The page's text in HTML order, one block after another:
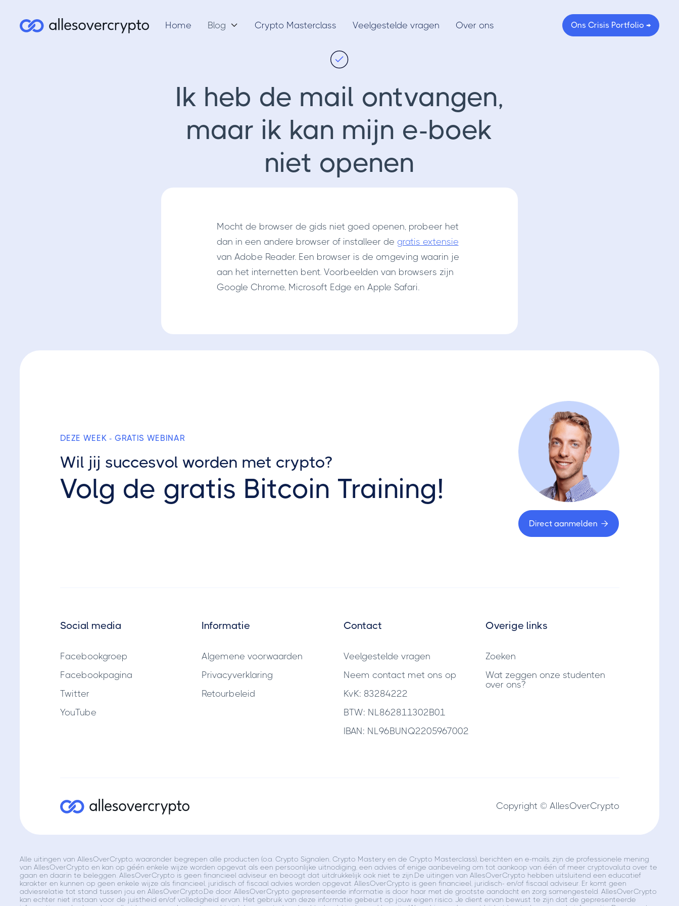
Home Blog  Crypto Masterclass Veelgestelde vragen Over ons Ons Crisis Portfolio →
Ik heb de mail ontvangen,
maar ik kan mijn e-boek
niet openen
Mocht de browser de gids niet goed openen, probeer het
dan in een andere browser of installeer de gratis extensie
van Adobe Reader. Een browser is de omgeving waarin je
aan het internetten bent. Voorbeelden van browsers zijn
Google Chrome, Microsoft Edge en Apple Safari.
DEZE WEEK - GRATIS WEBINAR
Wil jij succesvol worden met crypto?
Volg de gratis Bitcoin Training!
Direct aanmelden 
Social media
Facebookgroep
Facebookpagina
Twitter
YouTube
Informatie
Algemene voorwaarden
Privacyverklaring
Retourbeleid
Contact
Veelgestelde vragen
Neem contact met ons op
KvK: 83284222
BTW: NL862811302B01
IBAN: NL96BUNQ2205967002
Overige links
Zoeken
Wat zeggen onze studenten
over ons?
Copyright © AllesOverCrypto
Alle uitingen van AllesOverCrypto, waaronder begrepen alle producten (o.a. Crypto Signalen, Crypto Mastery en de Crypto Masterclass), berichten en e-mails, zijn de professionele mening
van AllesOverCrypto en kan op géén enkele wijze worden opgevat als een persoonlijke uitnodiging, een advies of enige aanbeveling om tot aankoop van één of meer cryptovaluta over te
gaan en daarin te beleggen. AllesOverCrypto is geen financieel adviseur en beoogt dat uitdrukkelijk ook niet te zijn.De uitingen van AllesOverCrypto hebben uitsluitend een educatief
karakter en kunnen op geen enkele wijze als financieel, juridisch of fiscaal advies worden opgevat. AllesOverCrypto is geen financieel, juridisch- en/of fiscaal adviseur. Er komt geen
adviesrelatie tot stand tussen jou en AllesOverCrypto.De door AllesOverCrypto gepresenteerde informatie is door haar met de grootste aandacht en zorg samengesteld. AllesOverCrypto
kan echter niet instaan voor de juistheid en/of volledigheid ervan. Het gebruik van deze informatie gebeurt op jouw eigen risico. Je dient ervan bewust te zijn dat de gepresenteerde